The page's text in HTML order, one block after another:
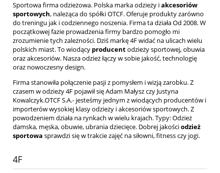
Sportowa firma odzieżowa. Polska marka odzieży iakcesoriów
sportowych, należąca do spółki OTCF. Oferuje produkty zarówno
do treningu jak i codziennego noszenia. Firma ta działa Od 2008. W
początkowej fazie prowadzenia firmy bardzo pomogło mi
zrozumienie tych zależności. Dziś markę 4F widać na ulicach wielu
polskich miast. To wiodący producentodzieży sportowej, obuwia
oraz akcesoriów. Nasza odzież łączy w sobie jakość, technologię
oraz nowoczesny design.
Firma stanowiła połączenie pasji z pomysłem i wizją zarobku. Z
czasem w odzieży 4F pojawił się Adam Małysz czy Justyna
Kowalczyk.OTCF S.A.- jesteśmy jednym z wiodących producentów i
importerów wysokiej klasy odzieży i akcesoriów sportowych. Z
powodzeniem działa na rynkach w wielu krajach. Typy: Odzież
damska, męska, obuwie, ubrania dziecięce. Dobrej jakościodzież
sportowa sprawdzi się w trakcie zajęć na siłowni, fitness czy jogi.
4F